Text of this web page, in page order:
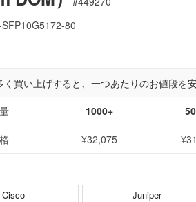
80
く買い上げすると、一つあたりのお値段を
1000+
¥32,075
Cisco Juniper